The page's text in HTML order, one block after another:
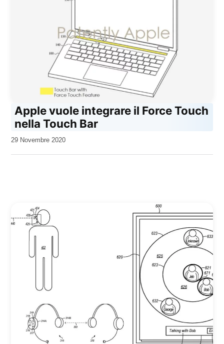
Apple vuole integrare il Force Touch
nella Touch Bar
da
29 Novembre 2020